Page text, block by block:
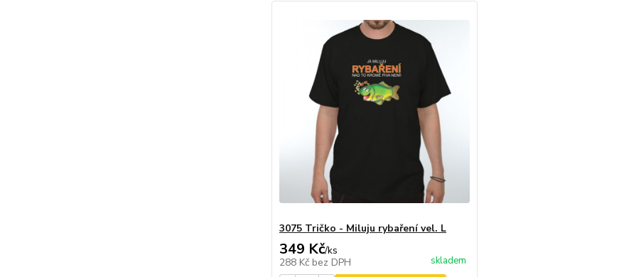
3075 Tričko - Miluju rybaření vel. L
349 Kč/ks
288 Kč bez DPH skladem